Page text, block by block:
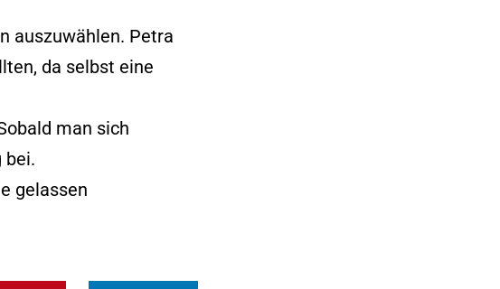
auszuwählen. Petra
da selbst eine
man sich
bei.
gelassen